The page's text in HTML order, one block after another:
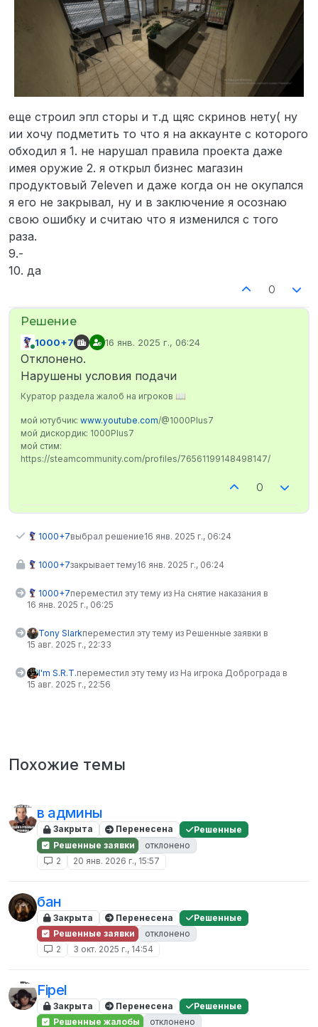
еще строил эпл сторы и т.д щяс скринов нету( ну
ии хочу подметить то что я на аккаунте с которого
обходил я 1. не нарушал правила проекта даже
имея оружие 2. я открыл бизнес магазин
продуктовый 7eleven и даже когда он не окупался
я его не закрывал, ну и в заключение я осознаю
свою ошибку и считаю что я изменился с того
раза.
9.-
10. да
0
В сети
1000+7 16 янв. 2025 г., 06:24
отредактировано
Отклонено.
Нарушены условия подачи
Куратор раздела жалоб на игроков 📖
мой ютубчик: www.youtube.com/@1000Plus7
мой дискордик: 1000Plus7
мой стим:
https://steamcommunity.com/profiles/76561199148498147/
0
1000+7выбрал решение16 янв. 2025 г., 06:24
1000+7закрывает тему16 янв. 2025 г., 06:24
1000+7переместил эту тему из На снятие наказания в
16 янв. 2025 г., 06:25
Tony Slarkпереместил эту тему из Решенные заявки в
15 авг. 2025 г., 22:33
I'm S.R.T.переместил эту тему из На игрока Доброграда в
15 авг. 2025 г., 22:56
Похожие темы
в админы
Закрыта Перенесена
Решенные
Решенные заявки
отклонено
2
20 янв. 2026 г., 15:57
бан
Закрыта Перенесена
Решенные
Решенные заявки
отклонено
2
3 окт. 2025 г., 14:54
Fipel
Закрыта Перенесена
Решенные
Решенные жалобы
отклонено